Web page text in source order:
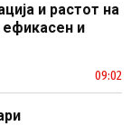
и растот на
и
09:02